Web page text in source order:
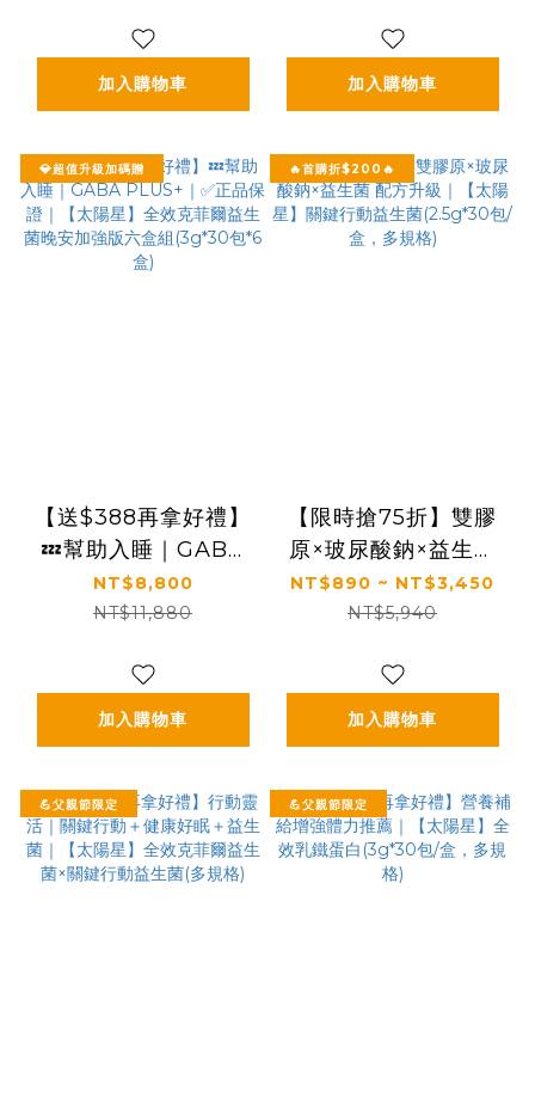
加入購物車
強版八盒組(3g*30包
*8盒)
加入購物車
💎超值升級加碼贈
【送$388再拿好禮】
💤幫助入睡｜GABA
PLUS+｜✅正品保證
｜【太陽星】全效克菲
盒組(3g*30包*6盒)
NT$8,800
NT$11,880
加入購物車
🔥首購折$200🔥
【限時搶75折】雙膠
原×玻尿酸鈉×益生菌
配方升級｜【太陽星】
關鍵行動益生菌
格)
NT$890 ~ NT$3,450
NT$5,940
加入購物車
💪父親節限定 💪父親節限定